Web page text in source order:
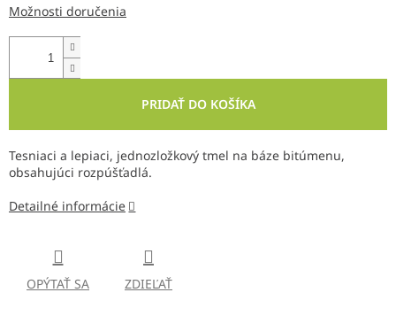
Možnosti doručenia
PRIDAŤ DO KOŠÍKA
Tesniaci a lepiaci, jednozložkový tmel na báze bitúmenu,
obsahujúci rozpúšťadlá.
Detailné informácie
OPÝTAŤ SA ZDIEĽAŤ